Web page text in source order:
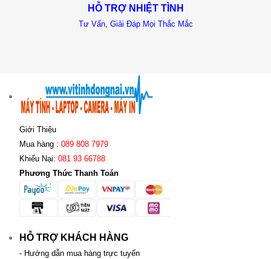
HỖ TRỢ NHIỆT TÌNH
Tư Vấn, Giải Đáp Mọi Thắc Mắc
Giới Thiệu
Mua hàng : 089 808 7979
Khiếu Nại: 081 93 66788
Phương Thức Thanh Toán
HỖ TRỢ KHÁCH HÀNG
- Hướng dẫn mua hàng trực tuyến